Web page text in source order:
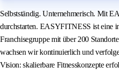
Selbstständig. Unternehmerisch. Mit
durchstarten. EASYFITNESS ist eine
Franchisegruppe mit über 200
wachsen wir kontinuierlich und
Vision: skalierbare Fitnesskonzepte